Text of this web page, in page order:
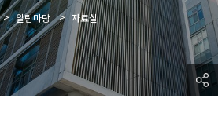
> 알림마당 > 자료실